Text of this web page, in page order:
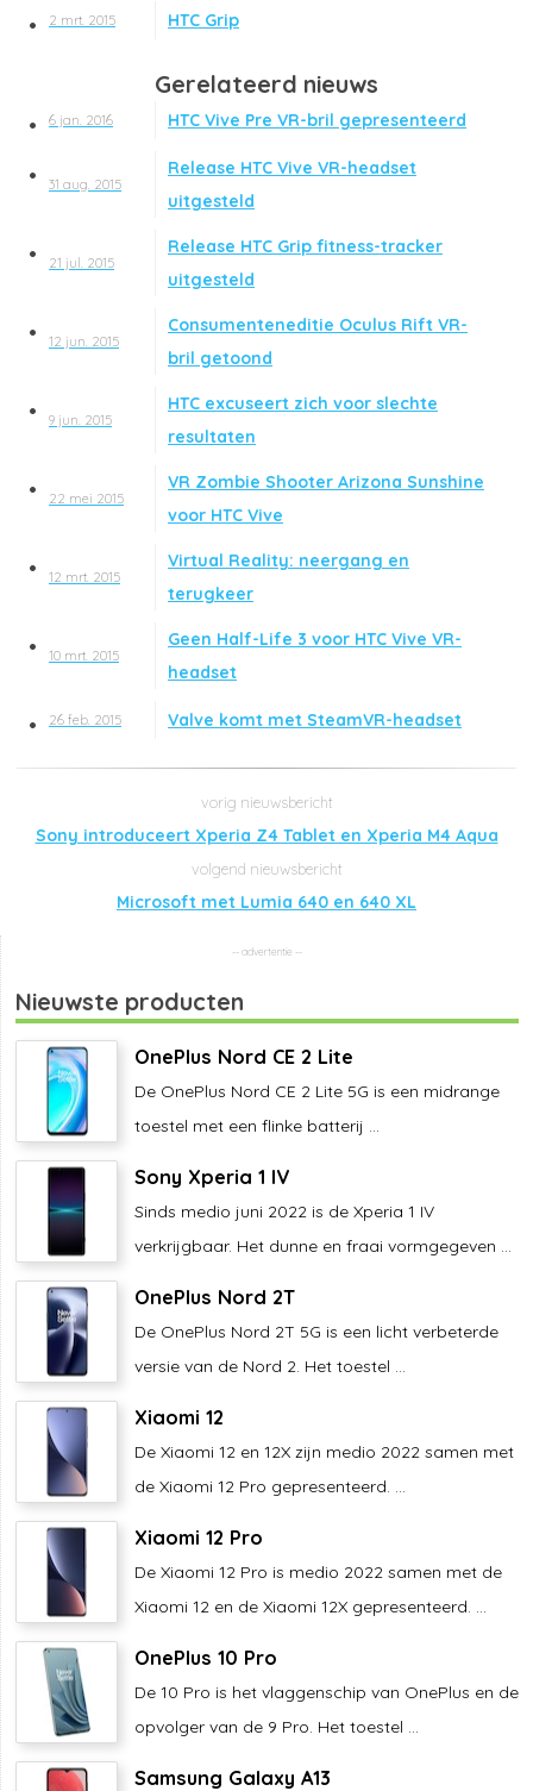
2 mrt. 2015 HTC Grip
Gerelateerd nieuws
6 jan. 2016 HTC Vive Pre VR-bril gepresenteerd
31 aug. 2015
Release HTC Vive VR-headset
uitgesteld
21 jul. 2015
Release HTC Grip fitness-tracker
uitgesteld
12 jun. 2015
Consumenteneditie Oculus Rift VR-
bril getoond
9 jun. 2015
HTC excuseert zich voor slechte
resultaten
22 mei 2015
VR Zombie Shooter Arizona Sunshine
voor HTC Vive
12 mrt. 2015
Virtual Reality: neergang en
terugkeer
10 mrt. 2015
Geen Half-Life 3 voor HTC Vive VR-
headset
26 feb. 2015 Valve komt met SteamVR-headset
Sony introduceert Xperia Z4 Tablet en Xperia M4 Aqua
Microsoft met Lumia 640 en 640 XL
Nieuwste producten
OnePlus Nord CE 2 Lite
De OnePlus Nord CE 2 Lite 5G is een midrange
toestel met een flinke batterij ...
Sony Xperia 1 IV
Sinds medio juni 2022 is de Xperia 1 IV
verkrijgbaar. Het dunne en fraai vormgegeven ...
OnePlus Nord 2T
De OnePlus Nord 2T 5G is een licht verbeterde
versie van de Nord 2. Het toestel ...
Xiaomi 12
De Xiaomi 12 en 12X zijn medio 2022 samen met
de Xiaomi 12 Pro gepresenteerd. ...
Xiaomi 12 Pro
De Xiaomi 12 Pro is medio 2022 samen met de
Xiaomi 12 en de Xiaomi 12X gepresenteerd. ...
OnePlus 10 Pro
De 10 Pro is het vlaggenschip van OnePlus en de
opvolger van de 9 Pro. Het toestel ...
Samsung Galaxy A13